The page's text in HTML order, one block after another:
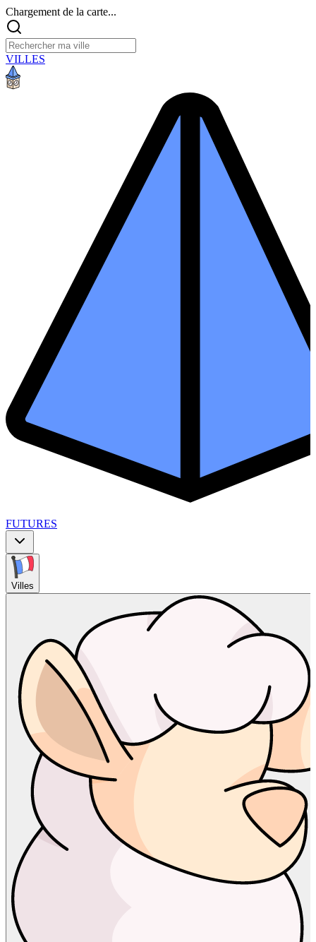
Chargement de la carte...
VILLES
FUTURES
Villes